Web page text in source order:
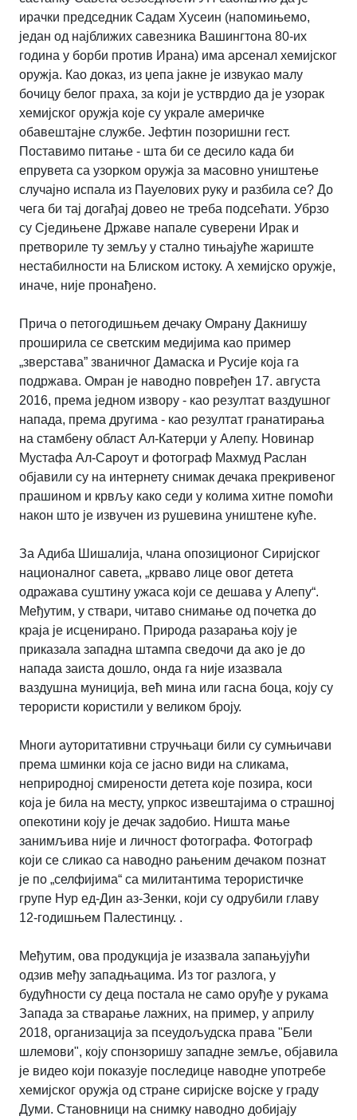
ирачки председник Садам Хусеин (напомињемо,
један од најближих савезника Вашингтона 80-их
година у борби против Ирана) има арсенал хемијског
оружја. Као доказ, из џепа јакне је извукао малу
бочицу белог праха, за који је устврдио да је узорак
хемијског оружја које су украле америчке
обавештајне службе. Јефтин позоришни гест.
Поставимо питање - шта би се десило када би
епрувета са узорком оружја за масовно уништење
случајно испала из Пауелових руку и разбила се? До
чега би тај догађај довео не треба подсећати. Убрзо
су Сједињене Државе напале суверени Ирак и
претвориле ту земљу у стално тињајуће жариште
нестабилности на Блиском истоку. А хемијско оружје,
иначе, није пронађено.
Прича о петогодишњем дечаку Омрану Дакнишу
проширила се светским медијима као пример
„зверстава” званичног Дамаска и Русије која га
подржава. Омран је наводно повређен 17. августа
2016, према једном извору - као резултат ваздушног
напада, према другима - као резултат гранатирања
на стамбену област Ал-Катерџи у Алепу. Новинар
Мустафа Ал-Сароут и фотограф Махмуд Раслан
објавили су на интернету снимак дечака прекривеног
прашином и крвљу како седи у колима хитне помоћи
након што је извучен из рушевина уништене куће.
За Адиба Шишалија, члана опозиционог Сиријског
националног савета, „крваво лице овог детета
одражава суштину ужаса који се дешава у Алепу“.
Међутим, у ствари, читаво снимање од почетка до
краја је исценирано. Природа разарања коју је
приказала западна штампа сведочи да ако је до
напада заиста дошло, онда га није изазвала
ваздушна муниција, већ мина или гасна боца, коју су
терористи користили у великом броју.
Многи ауторитативни стручњаци били су сумњичави
према шминки која се јасно види на сликама,
неприродној смирености детета које позира, коси
која је била на месту, упркос извештајима о страшној
опекотини коју је дечак задобио. Ништа мање
занимљива није и личност фотографа. Фотограф
који се сликао са наводно рањеним дечаком познат
је по „селфијима“ са милитантима терористичке
групе Нур ед-Дин аз-Зенки, који су одрубили главу
12-годишњем Палестинцу. .
Међутим, ова продукција је изазвала запањујући
одзив међу западњацима. Из тог разлога, у
будућности су деца постала не само оруђе у рукама
Запада за стварање лажних, на пример, у априлу
2018, организација за псеудољудска права "Бели
шлемови", коју спонзоришу западне земље, објавила
је видео који показује последице наводне употребе
хемијског оружја од стране сиријске војске у граду
Думи. Становници на снимку наводно добијају